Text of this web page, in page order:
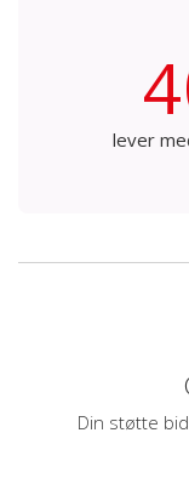
lever
Din støtte